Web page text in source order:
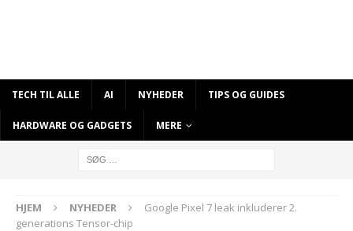
TECH TIL ALLE AI NYHEDER TIPS OG GUIDES
HARDWARE OG GADGETS MERE
HJEM NYHEDER
Google Pixel 7 leak inkluderer 2.
generations Tensor-chip